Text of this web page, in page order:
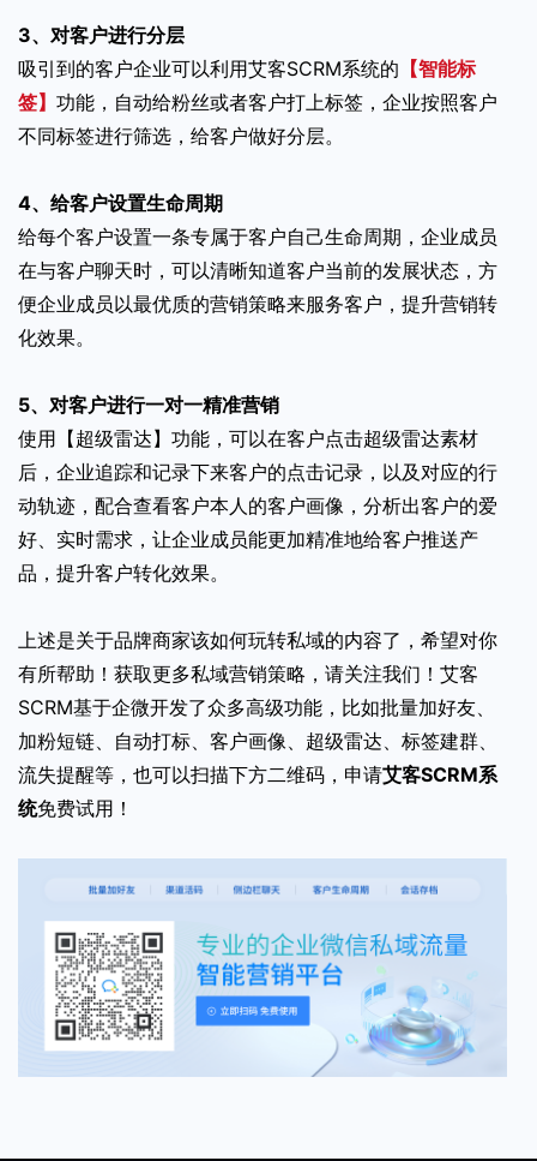
3、对客户进行分层
吸引到的客户企业可以利用艾客SCRM系统的 【智能标
签】 功能，自动给粉丝或者客户打上标签，企业按照客户
不同标签进行筛选，给客户做好分层。
4、给客户设置生命周期
给每个客户设置一条专属于客户自己生命周期，企业成员
在与客户聊天时，可以清晰知道客户当前的发展状态，方
便企业成员以最优质的营销策略来服务客户，提升营销转
化效果。
5、对客户进行一对一精准营销
使用【超级雷达】功能，可以在客户点击超级雷达素材
后，企业追踪和记录下来客户的点击记录，以及对应的行
动轨迹，配合查看客户本人的客户画像，分析出客户的爱
好、实时需求，让企业成员能更加精准地给客户推送产
品，提升客户转化效果。
上述是关于品牌商家该如何玩转私域的内容了，希望对你
有所帮助！获取更多私域营销策略，请关注我们！艾客
SCRM基于企微开发了众多高级功能，比如批量加好友、
加粉短链、自动打标、客户画像、超级雷达、标签建群、
流失提醒等，也可以扫描下方二维码，申请艾客SCRM系
统免费试用！